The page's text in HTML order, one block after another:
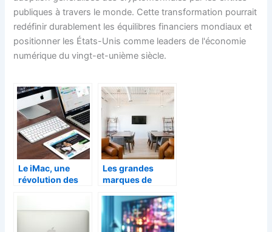
publiques à travers le monde. Cette transformation pourrait
redéfinir durablement les équilibres financiers mondiaux et
positionner les États-Unis comme leaders de l'économie
numérique du vingt-et-unième siècle.
Le iMac, une
révolution des
Les grandes
marques de
d’affichage et ses
nouveautés
aujourd’hui.